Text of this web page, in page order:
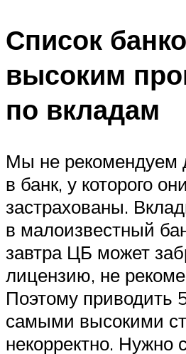
Список
высоким
по вкладам
Мы не рекомендуем
в банк, у которого
застрахованы.
в малоизвестный
завтра ЦБ может
лицензию, не
Поэтому приводить
самыми высокими
некорректно. Нужно